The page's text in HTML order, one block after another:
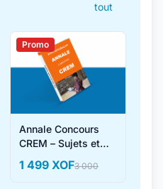
tout
Promo
Annale Concours
CREM – Sujets et
1 499 XOF3 000